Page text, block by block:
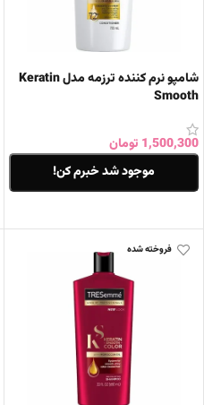
شامپو نرم کننده ترزمه مدل Keratin
Smooth
1,500,300 تومان
موجود شد خبرم کن!
فروخته شده